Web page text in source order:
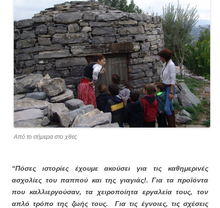
Από το σήμερα στο χθες
“Πόσες ιστορίες έχουμε ακούσει για τις καθημερινές
ασχολίες του παππού και της γιαγιάς!. Για τα προϊόντα
που καλλιεργούσαν, τα χειροποίητα εργαλεία τους, τον
απλό τρόπο της ζωής τους. Για τις έγνοιες, τις σχέσεις